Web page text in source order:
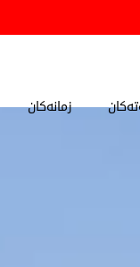
زمانەکان